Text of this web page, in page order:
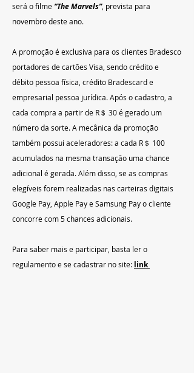
será o filme “The Marvels”, prevista para
novembro deste ano.
A promoção é exclusiva para os clientes Bradesco
portadores de cartões Visa, sendo crédito e
débito pessoa física, crédito Bradescard e
empresarial pessoa jurídica. Após o cadastro, a
cada compra a partir de R＄ 30 é gerado um
número da sorte. A mecânica da promoção
também possui aceleradores: a cada R＄ 100
acumulados na mesma transação uma chance
adicional é gerada. Além disso, se as compras
elegíveis forem realizadas nas carteiras digitais
Google Pay, Apple Pay e Samsung Pay o cliente
concorre com 5 chances adicionais.
Para saber mais e participar, basta ler o
regulamento e se cadastrar no site: link